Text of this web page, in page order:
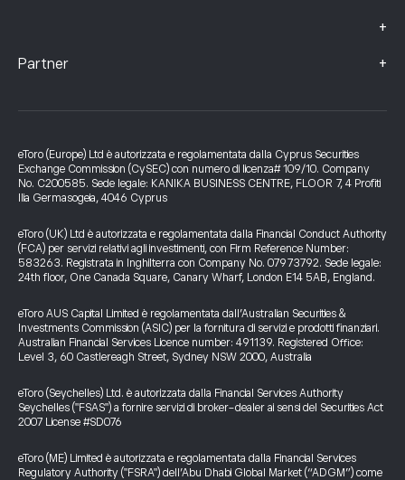
+
Partner +
eToro (Europe) Ltd è autorizzata e regolamentata dalla Cyprus Securities
Exchange Commission (CySEC) con numero di licenza# 109/10. Company
No. C200585. Sede legale: KANIKA BUSINESS CENTRE, FLOOR 7, 4 Profiti
Ilia Germasogeia, 4046 Cyprus
eToro (UK) Ltd è autorizzata e regolamentata dalla Financial Conduct Authority
(FCA) per servizi relativi agli investimenti, con Firm Reference Number:
583263. Registrata in Inghilterra con Company No. 07973792. Sede legale:
24th floor, One Canada Square, Canary Wharf, London E14 5AB, England.
eToro AUS Capital Limited è regolamentata dall’Australian Securities &
Investments Commission (ASIC) per la fornitura di servizi e prodotti finanziari.
Australian Financial Services Licence number: 491139. Registered Office:
Level 3, 60 Castlereagh Street, Sydney NSW 2000, Australia
eToro (Seychelles) Ltd. è autorizzata dalla Financial Services Authority
Seychelles ("FSAS") a fornire servizi di broker-dealer ai sensi del Securities Act
2007 License #SD076
eToro (ME) Limited è autorizzata e regolamentata dalla Financial Services
Regulatory Authority ("FSRA") dell’Abu Dhabi Global Market (“ADGM”) come